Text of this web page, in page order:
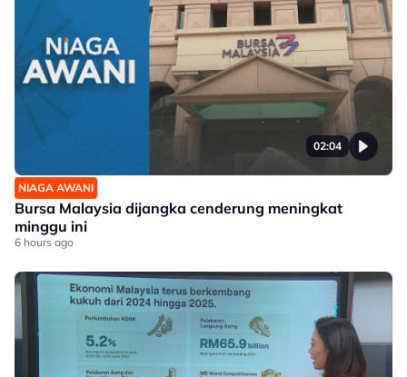
02:04
NIAGA AWANI
Bursa Malaysia dijangka cenderung meningkat
minggu ini
6 hours ago